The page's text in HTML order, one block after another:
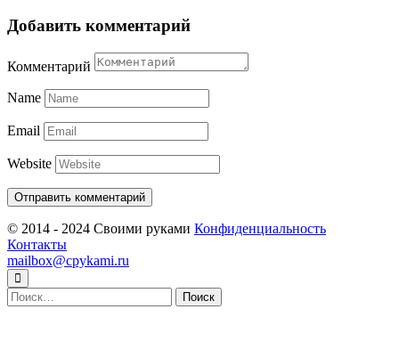
Добавить комментарий
Комментарий
Name
Email
Website
© 2014 - 2024 Своими руками Конфиденциальность
Контакты
mailbox@cpykami.ru
Найти: